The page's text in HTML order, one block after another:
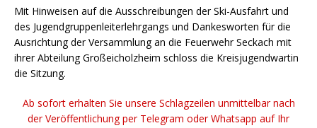
Mit Hinweisen auf die Ausschreibungen der Ski-Ausfahrt und
des Jugendgruppenleiterlehrgangs und Dankesworten für die
Ausrichtung der Versammlung an die Feuerwehr Seckach mit
ihrer Abteilung Großeicholzheim schloss die Kreisjugendwartin
die Sitzung.
Ab sofort erhalten Sie unsere Schlagzeilen unmittelbar nach
der Veröffentlichung per Telegram oder Whatsapp auf Ihr